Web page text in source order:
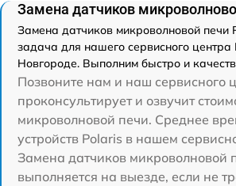
Замена датчиков
Замена датчиков микроволновой печи
задача для нашего сервисного
Новгороде. Выполним быстро и
Позвоните нам и наш сервисного
проконсультирует и озвучит
микроволновой печи. Среднее
устройств Polaris в нашем
Замена датчиков микроволновой
выполняется на выезде, если не